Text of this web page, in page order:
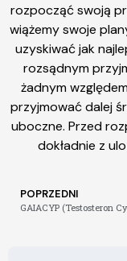
rozpocząć swoją
wiążemy swoje
uzyskiwać jak
rozsądnym
żadnym
przyjmować dalej
uboczne. Przed
dokładnie z
POPRZEDNI